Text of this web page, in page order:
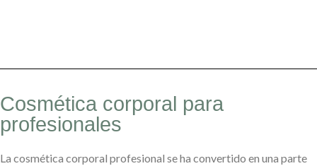
Cosmética corporal para
profesionales
La cosmética corporal profesional se ha convertido en una parte